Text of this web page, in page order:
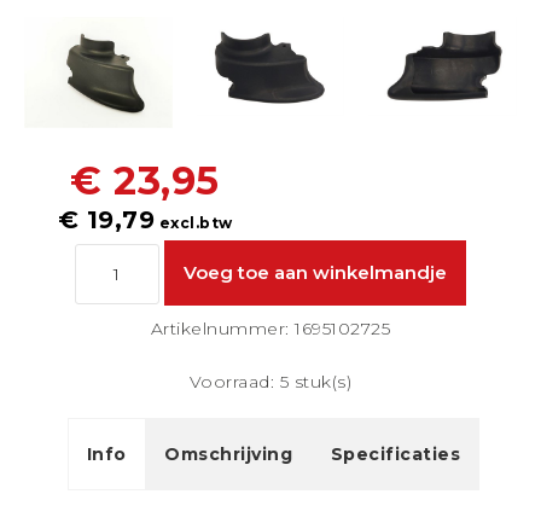
€ 23,95
€ 19,79 excl.btw
Artikelnummer: 1695102725
Voorraad: 5 stuk(s)
Info Omschrijving Specificaties